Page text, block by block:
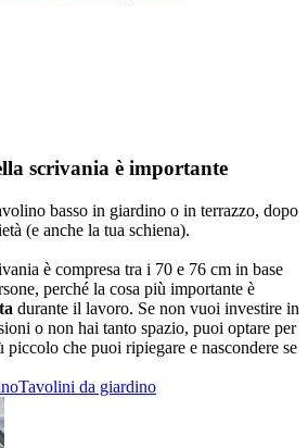
scrivania è importante
basso in giardino o in terrazzo, dopo
(e anche la tua schiena).
è compresa tra i 70 e 76 cm in base
perché la cosa più importante è
durante il lavoro. Se non vuoi investire in
o non hai tanto spazio, puoi optare per
che puoi ripiegare e nascondere se
Tavolini da giardino